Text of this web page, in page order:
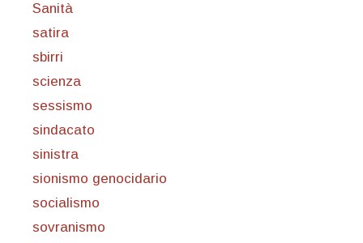
Sanità
satira
sbirri
scienza
sessismo
sindacato
sinistra
sionismo genocidario
socialismo
sovranismo